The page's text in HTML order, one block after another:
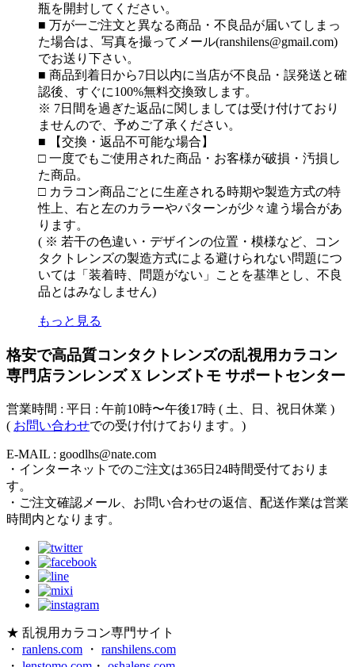
瓶を開封してください。
■ 万が一ご注文と異なる商品・不良品が届いてしまっ
た場合は、写真を撮ってメール(ranshilens@gmail.com)
でお送り下さい。
■ 商品到着日から7日以内に当店が不良品・誤発送と確
認後、すぐに100%無料交換致します。
※ 7日間を過ぎた返品に関しましては受け付けており
ませんので、予めご了承ください。
■ 【交換・返品不可能な場合】
□ 一度でもご使用された商品・お客様が破損・汚損し
た商品。
□ カラコン商品ごとに生産される時期や製造方式の特
性上、右と左のカラーやパターンが少々違う場合があ
ります。
( ※ 若干の色違い・デザインの位置・模様など、コン
タクトレンズの製造方式による避けられない問題につ
いては「装着時、問題がない」ことを基準とし、不良
品とはみなしません)
もっと見る
格安で高品質コンタクトレンズの乱視用カラコン
専門店ランレンズ X レンズトモ サポートセンター
営業時間 : 平日 : 午前10時〜午後17時 ( 土、日、祝日休業 )
( お問い合わせでの受け付けております。)
E-MAIL : goodlhs@nate.com
・インターネットでのご注文は365日24時間受付ておりま
す。
・ご注文確認メール、お問い合わせの返信、配送作業は営業
時間内となります。
★ 乱視用カラコン専門サイト
・ ranlens.com ・ ranshilens.com